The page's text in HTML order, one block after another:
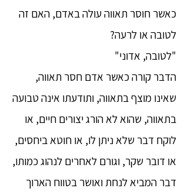
כאשר חוסר תאווה עולה באדם, האם זה
לטובה או לרעה?
"לטובה, אדוני"
הדבר קורה כאשר אדם חסר תאווה,
שאינו מוצף בתאווה, ותודעתו אינה טבועה
בתאווה, שהוא לא הורג יצורים חיים, או
לוקח דבר שלא ניתן לו, או חוטא ביחסים,
או דובר שקר, וגורם לאחרים לנהוג כמותו,
דבר המביא לנחת ואושר בטווח הארוך